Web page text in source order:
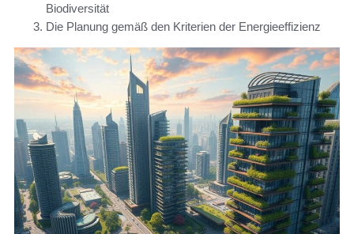
Biodiversität
Die Planung gemäß den Kriterien der Energieeffizienz